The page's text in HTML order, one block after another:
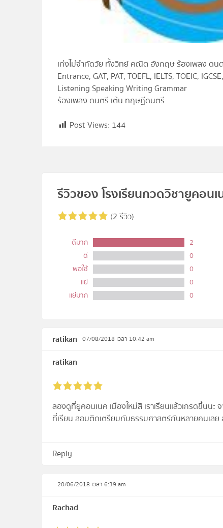
เก่งไม่จำกัดวัย ทั้งวิทย์ คณิต อังกฤษ ร้องเพลง ดน
Entrance, GAT, PAT, TOEFL, IELTS, TOEIC,
Listening Speaking Writing Grammar
ร้องเพลง ดนตรี เต้น ทฤษฏีดนตรี
Post Views: 144
รีวิวของ โรงเรียนกวดวิชายูคอน
(2 รีวิว)
ดีมาก
2
ดี
0
พอใช้
0
แย่
0
แย่มาก
0
ratikan 07/08/2018 เวลา 10:42 am
ratikan
ลองดูที่ยูคอนเนค เมืองใหม่สิ เราเรียนแล้วเกรดขึ้นน
ที่เรียน สอบติดเตรียมกับธรรมศาสตร์กันหลายคนเลย
Reply
20/06/2018 เวลา 6:39 am
Rachad